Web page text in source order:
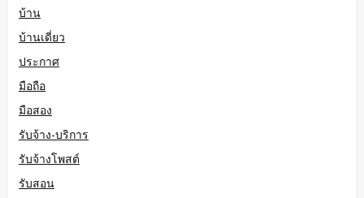
บ้าน
บ้านเดี่ยว
ประกาศ
มือถือ
มือสอง
รับจ้าง-บริการ
รับจ้างโพสต์
รับสอน